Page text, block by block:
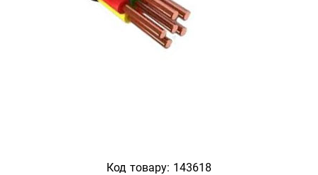
Код товару: 143618